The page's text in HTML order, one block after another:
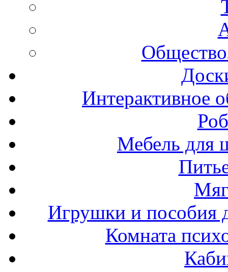
Интерактивное
Мебель для
Игрушки и пособия
Комната